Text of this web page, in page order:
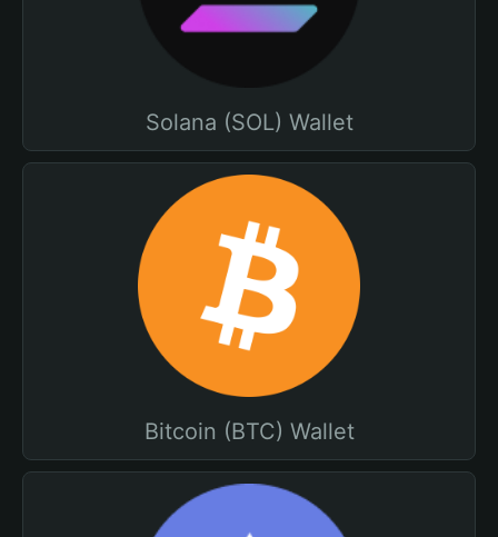
Solana (SOL) Wallet
Bitcoin (BTC) Wallet